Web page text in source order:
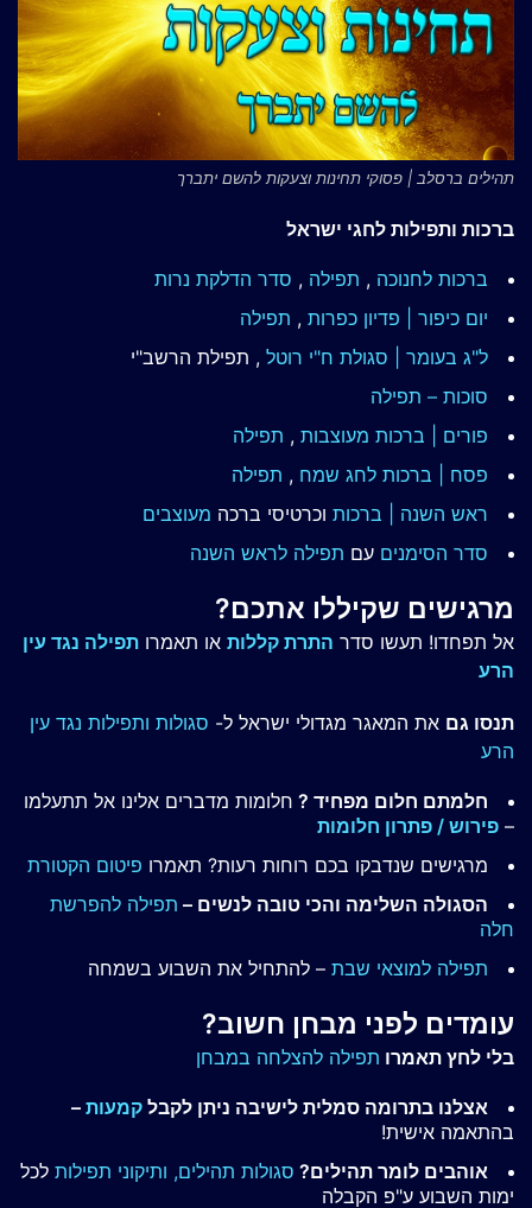
תהילים ברסלב | פסוקי תחינות וצעקות להשם יתברך
ברכות ותפילות לחגי ישראל
ברכות לחנוכה , תפילה , סדר הדלקת נרות
יום כיפור | פדיון כפרות , תפילה
ל"ג בעומר | סגולת ח"י רוטל , תפילת הרשב"י
סוכות – תפילה
פורים | ברכות מעוצבות , תפילה
פסח | ברכות לחג שמח , תפילה
ראש השנה | ברכות וכרטיסי ברכה מעוצבים
סדר הסימנים עם תפילה לראש השנה
מרגישים שקיללו אתכם?
אל תפחדו! תעשו סדר התרת קללות או תאמרו תפילה נגד עין
הרע
תנסו גם את המאגר מגדולי ישראל ל- סגולות ותפילות נגד עין
הרע
חלמתם חלום מפחיד ? חלומות מדברים אלינו אל תתעלמו
– פירוש / פתרון חלומות
מרגישים שנדבקו בכם רוחות רעות? תאמרו פיטום הקטורת
הסגולה השלימה והכי טובה לנשים – תפילה להפרשת
חלה
תפילה למוצאי שבת – להתחיל את השבוע בשמחה
עומדים לפני מבחן חשוב?
בלי לחץ תאמרו תפילה להצלחה במבחן
אצלנו בתרומה סמלית לישיבה ניתן לקבל קמעות –
בהתאמה אישית!
אוהבים לומר תהילים? סגולות תהילים, ותיקוני תפילות לכל
ימות השבוע ע"פ הקבלה